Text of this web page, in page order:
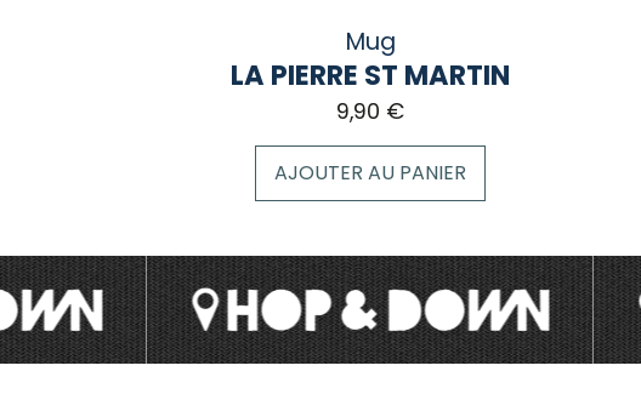
Mug
LA PIERRE ST MARTIN
9,90 €
AJOUTER AU PANIER